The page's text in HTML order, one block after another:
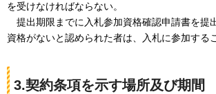
を受けなければならない。
提出期限までに入札参加資格確認申請書を提
資格がないと認められた者は、入札に参加する
3.契約条項を示す場所及び期間